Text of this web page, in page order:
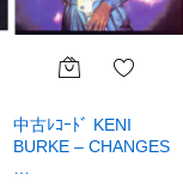
中古ﾚｺｰﾄﾞ KENI
BURKE – CHANGES